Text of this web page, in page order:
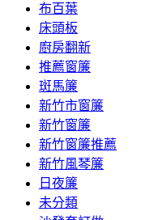
布百葉
床頭板
廚房翻新
推薦窗簾
斑馬簾
新竹市窗簾
新竹窗簾
新竹窗簾推薦
新竹風琴簾
日夜簾
未分類